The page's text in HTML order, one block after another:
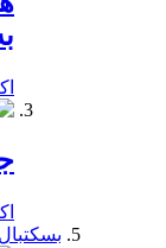
بسکتبال